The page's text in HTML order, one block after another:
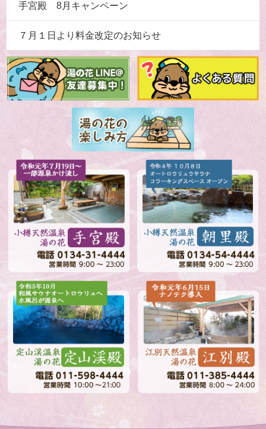
手宮殿 8月キャンペーン
７月１日より料金改定のお知らせ